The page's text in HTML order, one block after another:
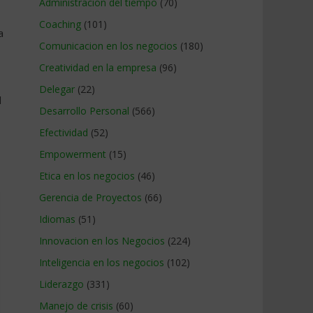
Coaching (101)
Comunicacion en los negocios (180)
Creatividad en la empresa (96)
Delegar (22)
Desarrollo Personal (566)
Efectividad (52)
Empowerment (15)
Etica en los negocios (46)
Gerencia de Proyectos (66)
Idiomas (51)
Innovacion en los Negocios (224)
Inteligencia en los negocios (102)
Liderazgo (331)
Manejo de crisis (60)